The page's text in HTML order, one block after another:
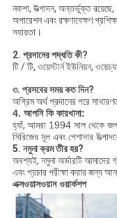
নকশা, উত্পাদন, অন্তর্ভুক্ত রয়েছে,
অপারেশন এবং রক্ষণাবেক্ষণ
সহায়তা।
2. প্রদানের পদ্ধতি কী?
টি / টি, ওয়েস্টার্ন ইউনিয়ন,
৩. প্রসবের সময় কত দিন?
অগ্রিম অর্থ প্রদানের পরে
4. আপনি কি কারখানা:
হ্যাঁ, আমরা 1994 সাল থেকে জল
সিরিজের মূল এবং পেশাদার
5. নমুনা ক্রম তীর হয়?
অবশ্যই, নমুনা অর্ডারটি আমাদের
এবং প্রচার পরীক্ষা করার জন্য
এক্সওয়াসওয়ান ওয়ার্কশপ